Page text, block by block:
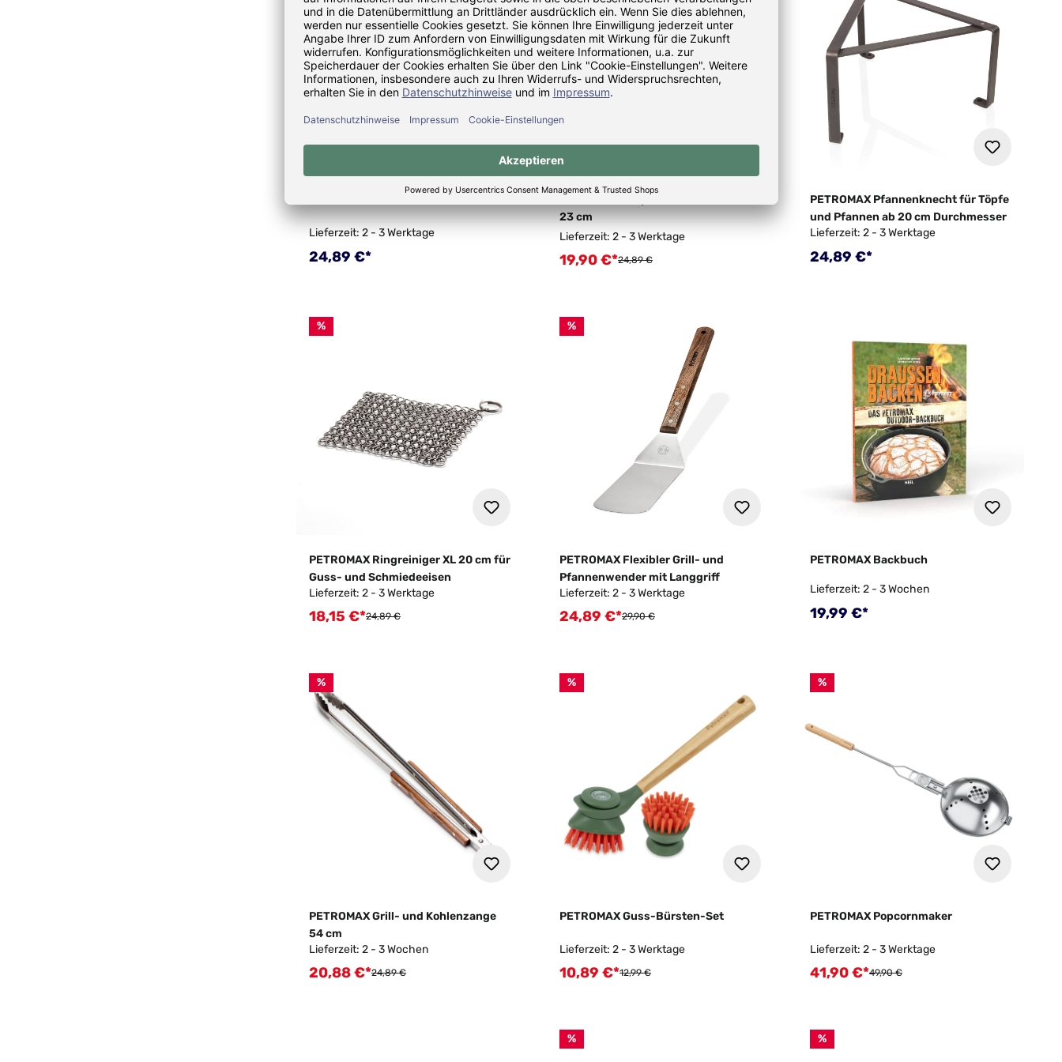
Lieferzeit: 2 - 3 Werktage
Regulärer Preis:
24,89 €*
PETROMAX Stapelrost aus Gusseisen
23 cm
Lieferzeit: 2 - 3 Werktage
Verkaufspreis:
19,90 €*Regulärer Preis:
24,89 €
PETROMAX Pfannenknecht für Töpfe
und Pfannen ab 20 cm Durchmesser
Lieferzeit: 2 - 3 Werktage
Regulärer Preis:
24,89 €*
%
PETROMAX Ringreiniger XL 20 cm für
Guss- und Schmiedeeisen
Lieferzeit: 2 - 3 Werktage
Verkaufspreis:
18,15 €*Regulärer Preis:
24,89 €
%
PETROMAX Flexibler Grill- und
Pfannenwender mit Langgriff
Lieferzeit: 2 - 3 Werktage
Verkaufspreis:
24,89 €*Regulärer Preis:
29,90 €
PETROMAX Backbuch
Lieferzeit: 2 - 3 Wochen
Regulärer Preis:
19,99 €*
%
PETROMAX Grill- und Kohlenzange
54 cm
Lieferzeit: 2 - 3 Wochen
Verkaufspreis:
20,88 €*Regulärer Preis:
24,89 €
%
PETROMAX Guss-Bürsten-Set
Lieferzeit: 2 - 3 Werktage
Verkaufspreis:
10,89 €*Regulärer Preis:
12,99 €
%
PETROMAX Popcornmaker
Lieferzeit: 2 - 3 Werktage
Verkaufspreis:
41,90 €*Regulärer Preis:
49,90 €
% %